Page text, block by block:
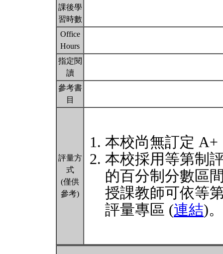
課後學
習時數
Office
Hours
指定閱
讀
參考書
目
評量方
式
(僅供
參考)
本校尚無訂定 A+
本校採用等第制
的百分制分數區
授課教師可依等
評量專區 (連結)。